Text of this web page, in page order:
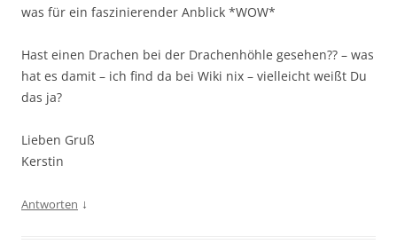
was für ein faszinierender Anblick *WOW*
Hast einen Drachen bei der Drachenhöhle gesehen?? – was
hat es damit – ich find da bei Wiki nix – vielleicht weißt Du
das ja?
Lieben Gruß
Kerstin
Antworten ↓